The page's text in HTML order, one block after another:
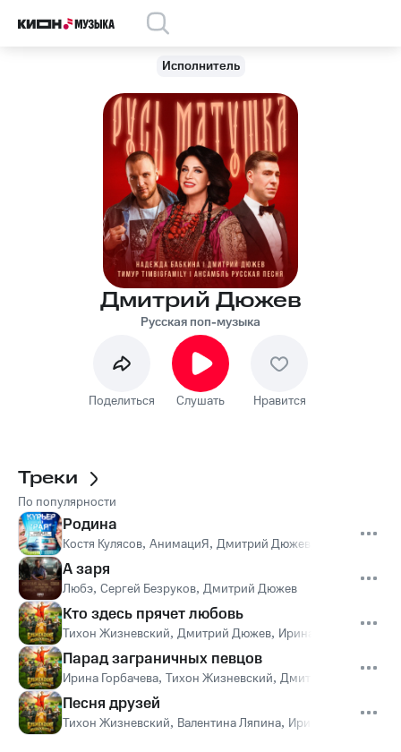
Исполнитель
Дмитрий Дюжев
Русская поп-музыка
Поделиться Слушать Нравится
Треки
По популярности
Родина
Костя Кулясов, АнимациЯ, Дмитрий Дюжев
А заря
Любэ, Сергей Безруков, Дмитрий Дюжев
Кто здесь прячет любовь
Тихон Жизневский, Дмитрий Дюжев, Ирина Горбачева
Парад заграничных певцов
Ирина Горбачева, Тихон Жизневский, Дмитрий Дюжев
Песня друзей
Тихон Жизневский, Валентина Ляпина, Ирина Горбачева